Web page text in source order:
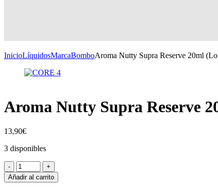
InicioLíquidosMarcaBomboAroma Nutty Supra Reserve 20ml
Aroma Nutty Supra Reserve
13,90€
3 disponibles
-
Aroma
Nutty
Supra
+
Añadir al carrito